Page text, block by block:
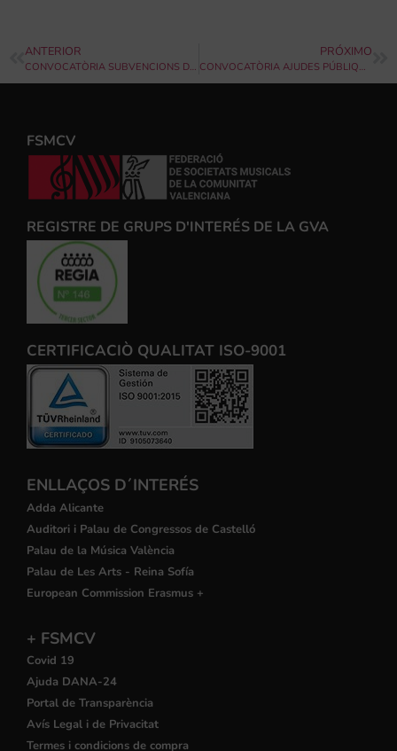
ANTERIOR
CONVOCATÒRIA SUBVENCIONS DESTINADES A L’ADQUISICIÓ D’INSTRUMENTS MUSICALS
PRÓXIMO
CONVOCATÒRIA AJUDES PÚBLIQUES PER A MODERNITZACIÓ DE LES ESTRUCTURES DE GESTIÓ ARTÍSTICA
FSMCV
REGISTRE DE GRUPS D'INTERÉS DE LA GVA
CERTIFICACIÒ QUALITAT ISO-9001
ENLLAÇOS D´INTERÉS
Adda Alicante
Auditori i Palau de Congressos de Castelló
Palau de la Música València
Palau de Les Arts - Reina Sofía
European Commission Erasmus +
+ FSMCV
Covid 19
Ajuda DANA-24
Portal de Transparència
Avís Legal i de Privacitat
Termes i condicions de compra